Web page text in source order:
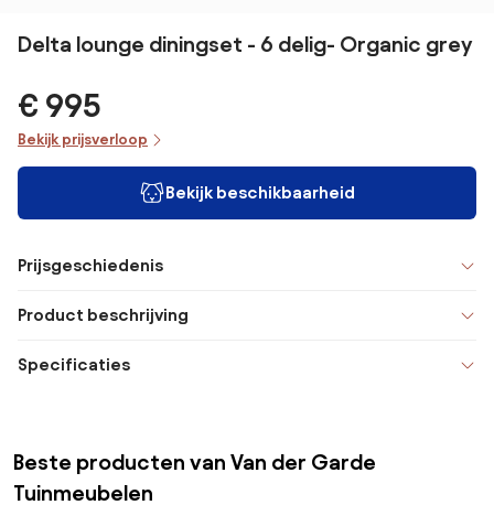
Delta lounge diningset - 6 delig- Organic grey
€ 995
Bekijk prijsverloop
Bekijk beschikbaarheid
Prijsgeschiedenis
Product beschrijving
Specificaties
Beste producten van Van der Garde
Tuinmeubelen